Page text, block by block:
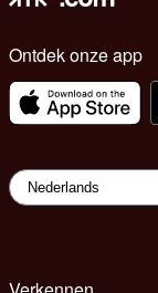
Ontdek onze app